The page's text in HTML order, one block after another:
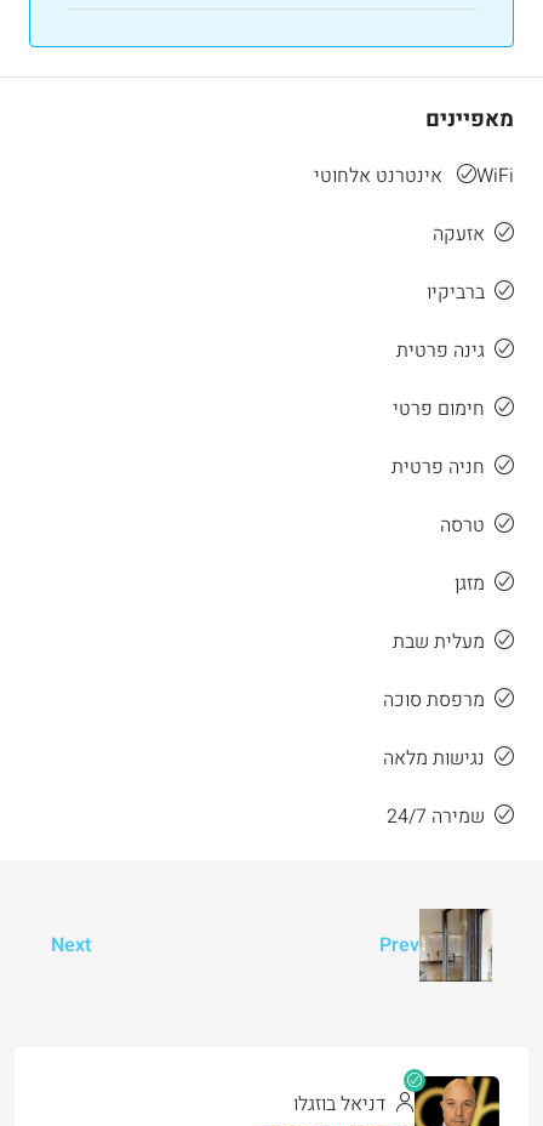
מאפיינים
WiFi אינטרנט אלחוטי
אזעקה
ברביקיו
גינה פרטית
חימום פרטי
חניה פרטית
טרסה
מזגן
מעלית שבת
מרפסת סוכה
נגישות מלאה
שמירה 24/7
Prev
Next
דניאל בוזגלו